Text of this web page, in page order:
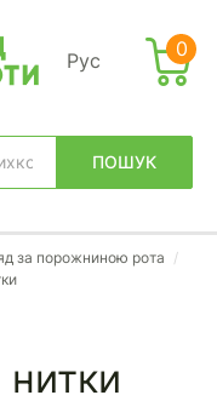
Рус
ПОШУК
0
за порожниною рота /
нитки